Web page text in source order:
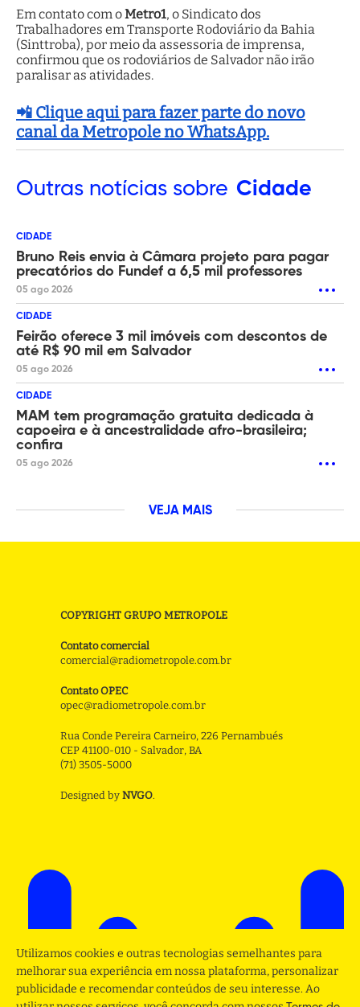
Em contato com oMetro1, o Sindicato dos
Trabalhadores em Transporte Rodoviário da Bahia
(Sinttroba), por meio da assessoria de imprensa,
confirmou que os rodoviários de Salvador não irão
paralisar as atividades.
📲 Clique aqui para fazer parte do novo
canal da Metropole no WhatsApp.
Outras notícias sobre Cidade
CIDADE
Bruno Reis envia à Câmara projeto para pagar
precatórios do Fundef a 6,5 mil professores
05 ago 2026
CIDADE
Feirão oferece 3 mil imóveis com descontos de
até R$ 90 mil em Salvador
05 ago 2026
CIDADE
MAM tem programação gratuita dedicada à
capoeira e à ancestralidade afro-brasileira;
confira
05 ago 2026
VEJA MAIS
COPYRIGHT GRUPO METROPOLE
Contato comercial
comercial@radiometropole.com.br
Contato OPEC
opec@radiometropole.com.br
Rua Conde Pereira Carneiro, 226 Pernambués
CEP 41100-010 - Salvador, BA
(71) 3505-5000
Designed by NVGO.
Utilizamos cookies e outras tecnologias semelhantes para
melhorar sua experiência em nossa plataforma, personalizar
publicidade e recomendar conteúdos de seu interesse. Ao